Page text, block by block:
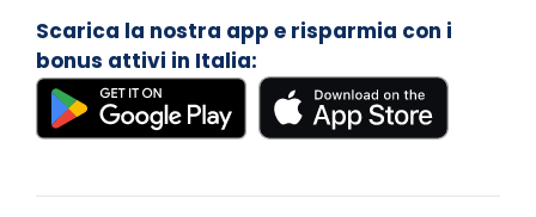
Scarica la nostra app e risparmia con i
bonus attivi in Italia: